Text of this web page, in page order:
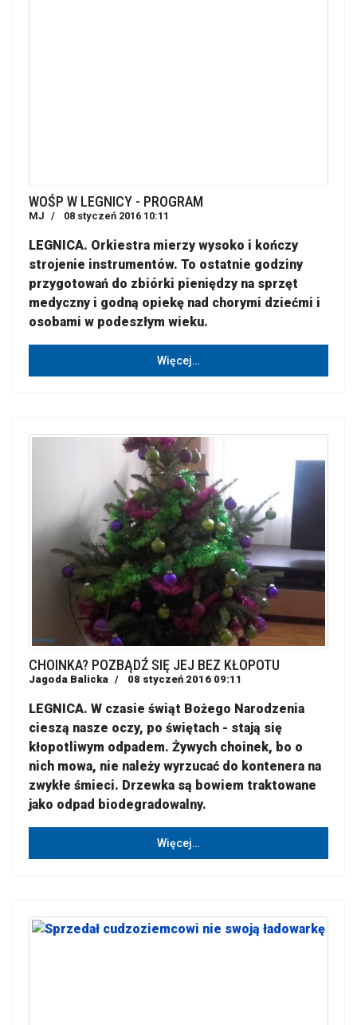
WOŚP W LEGNICY - PROGRAM
MJ 08 styczeń 2016 10:11
LEGNICA. Orkiestra mierzy wysoko i kończy
strojenie instrumentów. To ostatnie godziny
przygotowań do zbiórki pieniędzy na sprzęt
medyczny i godną opiekę nad chorymi dziećmi i
osobami w podeszłym wieku.
Więcej…
CHOINKA? POZBĄDŹ SIĘ JEJ BEZ KŁOPOTU
Jagoda Balicka 08 styczeń 2016 09:11
LEGNICA. W czasie świąt Bożego Narodzenia
cieszą nasze oczy, po świętach - stają się
kłopotliwym odpadem. Żywych choinek, bo o
nich mowa, nie należy wyrzucać do kontenera na
zwykłe śmieci. Drzewka są bowiem traktowane
jako odpad biodegradowalny.
Więcej…